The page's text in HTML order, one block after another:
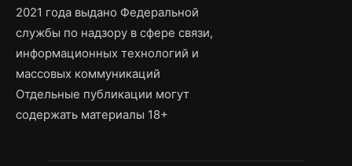
2021 года выдано Федеральной
службы по надзору в сфере связи,
информационных технологий и
массовых коммуникаций
Отдельные публикации могут
содержать материалы 18+